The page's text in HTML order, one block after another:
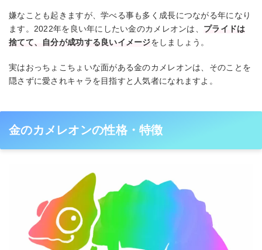
嫌なことも起きますが、学べる事も多く成長につながる年になり
ます。2022年を良い年にしたい金のカメレオンは、 プライドは
捨てて、自分が成功する良いイメージをしましょう。
実はおっちょこちょいな面がある金のカメレオンは、そのことを
隠さずに愛されキャラを目指すと人気者になれますよ。
金のカメレオンの性格・特徴